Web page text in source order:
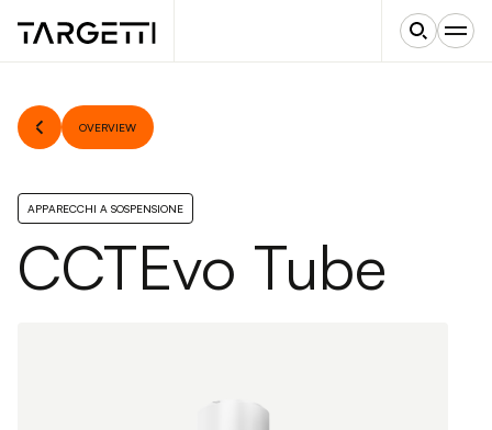
OVERVIEW
APPARECCHI A SOSPENSIONE
CCTEvo Tube